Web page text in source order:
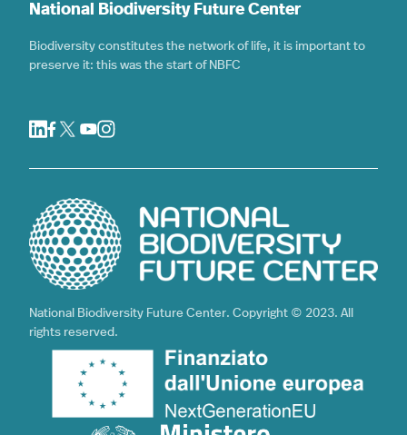
National Biodiversity Future Center
Biodiversity constitutes the network of life, it is important to
preserve it: this was the start of NBFC
National Biodiversity Future Center. Copyright © 2023. All
rights reserved.